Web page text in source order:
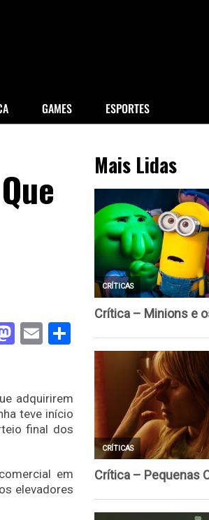
GAMES ESPORTES
Mastodon
EmailShare
adquirirem
teve início
final dos
em
elevadores
Mais Lidas